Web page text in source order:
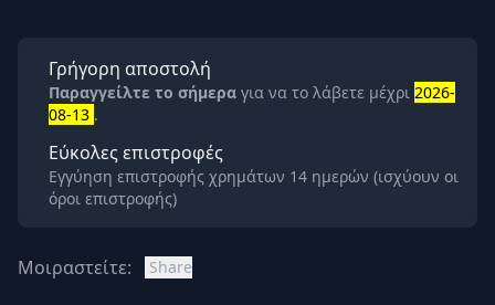
Γρήγορη αποστολή
Παραγγείλτε το σήμερα για να το λάβετε μέχρι 2026-
08-13 .
Εύκολες επιστροφές
Εγγύηση επιστροφής χρημάτων 14 ημερών (ισχύουν οι
όροι επιστροφής)
Μοιραστείτε: Share